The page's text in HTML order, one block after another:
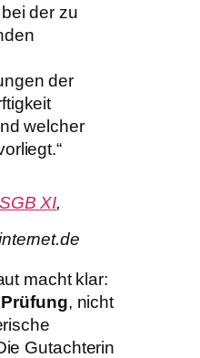
der zu
der
welcher
XI,
macht klar:
Prüfung, nicht
Gutachterin